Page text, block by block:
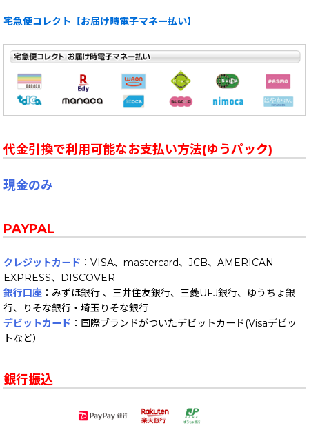
宅急便コレクト【お届け時電子マネー払い】
代金引換で利用可能なお支払い方法(ゆうパック)
現金のみ
PAYPAL
クレジットカード ：VISA、mastercard、JCB、AMERICAN
EXPRESS、DISCOVER
銀行口座 ：みずほ銀行 、三井住友銀行、三菱UFJ銀行、ゆうちょ銀
行、りそな銀行・埼玉りそな銀行
デビットカード ：国際ブランドがついたデビットカード(Visaデビッ
トなど）
銀行振込